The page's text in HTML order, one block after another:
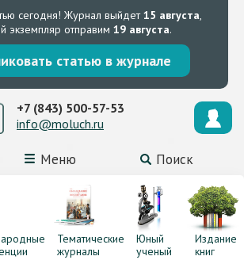
сегодня! Журнал выйдет15 августа,
экземпляр отправим 19 августа.
статью в журнале
Меню Поиск
+7 (843) 500-57-53
info@moluch.ru
Тематические
журналы
Юный
ученый
Издание
книг